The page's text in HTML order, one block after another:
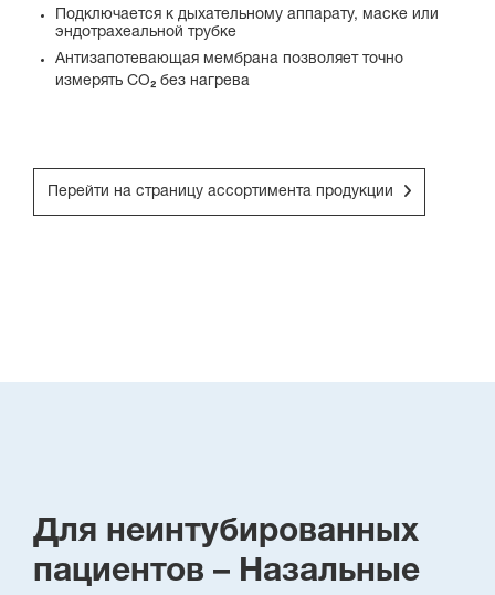
Подключается к дыхательному аппарату, маске или
эндотрахеальной трубке
Антизапотевающая мембрана позволяет точно
измерять CO₂ без нагрева
Перейти на страницу ассортимента продукции
Для неинтубированных
пациентов – Назальные